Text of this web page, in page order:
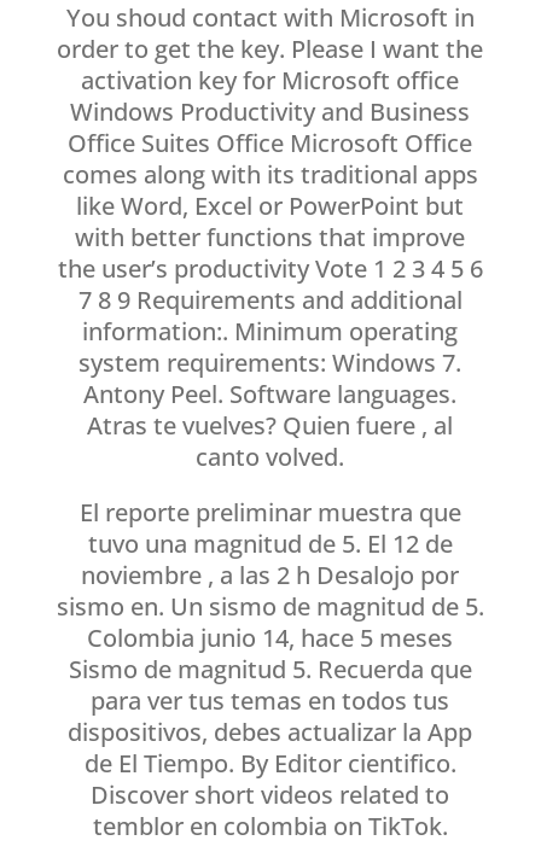
You shoud contact with Microsoft in
order to get the key. Please I want the
activation key for Microsoft office
Windows Productivity and Business
Office Suites Office Microsoft Office
comes along with its traditional apps
like Word, Excel or PowerPoint but
with better functions that improve
the user’s productivity Vote 1 2 3 4 5 6
7 8 9 Requirements and additional
information:. Minimum operating
system requirements: Windows 7.
Antony Peel. Software languages.
Atras te vuelves? Quien fuere , al
canto volved.
El reporte preliminar muestra que
tuvo una magnitud de 5. El 12 de
noviembre , a las 2 h Desalojo por
sismo en. Un sismo de magnitud de 5.
Colombia junio 14, hace 5 meses
Sismo de magnitud 5. Recuerda que
para ver tus temas en todos tus
dispositivos, debes actualizar la App
de El Tiempo. By Editor cientifico.
Discover short videos related to
temblor en colombia on TikTok.